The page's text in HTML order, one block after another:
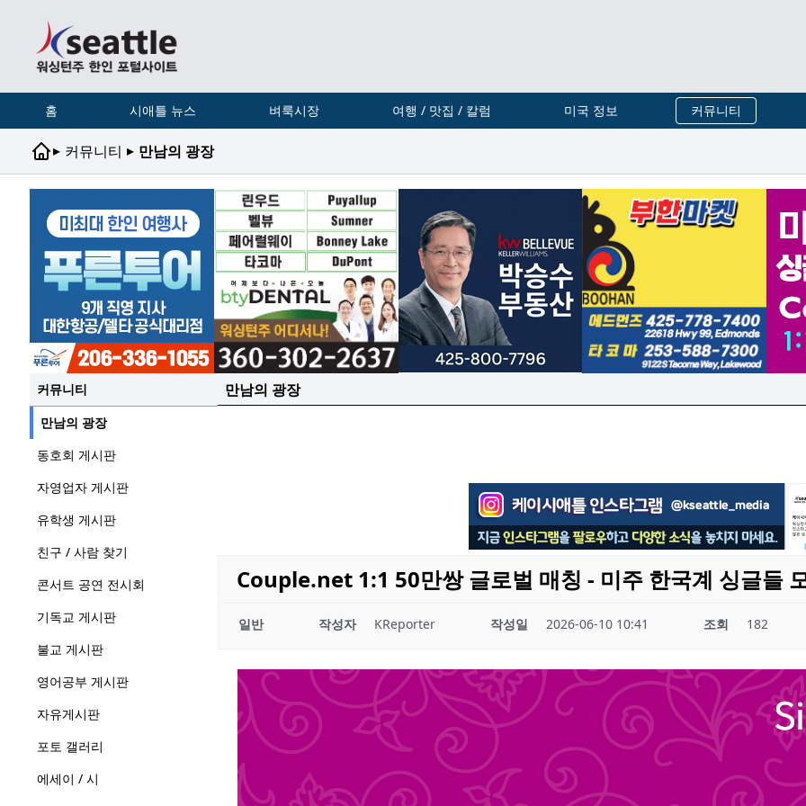
홈 시애틀 뉴스 벼룩시장 여행 / 맛집 / 칼럼 미국 정보 커뮤니티
▸ 커뮤니티 ▸ 만남의 광장
커뮤니티
만남의 광장
동호회 게시판
자영업자 게시판
유학생 게시판
친구 / 사람 찾기
콘서트 공연 전시회
기독교 게시판
불교 게시판
영어공부 게시판
자유게시판
포토 갤러리
에세이 / 시
만남의 광장
Couple.net 1:1 50만쌍 글로벌 매칭 - 미주 한국계 싱글들
일반 작성자 KReporter 작성일 2026-06-10 10:41 조회 182